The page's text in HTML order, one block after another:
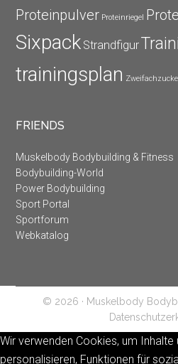
Proteinpulver Proteinriegel
Sixpack Strandfigur
trainingsplan
FRIENDS
Muskelbody Bodybuilding & Fitness
Bodybuilding-World
Power Bodybuilding
Sport Portal
Sportforum
Webkatalog
© 2026 · Muskelbody
Wir verwenden Cookies, um Inhalte
personalisieren, Funktionen für